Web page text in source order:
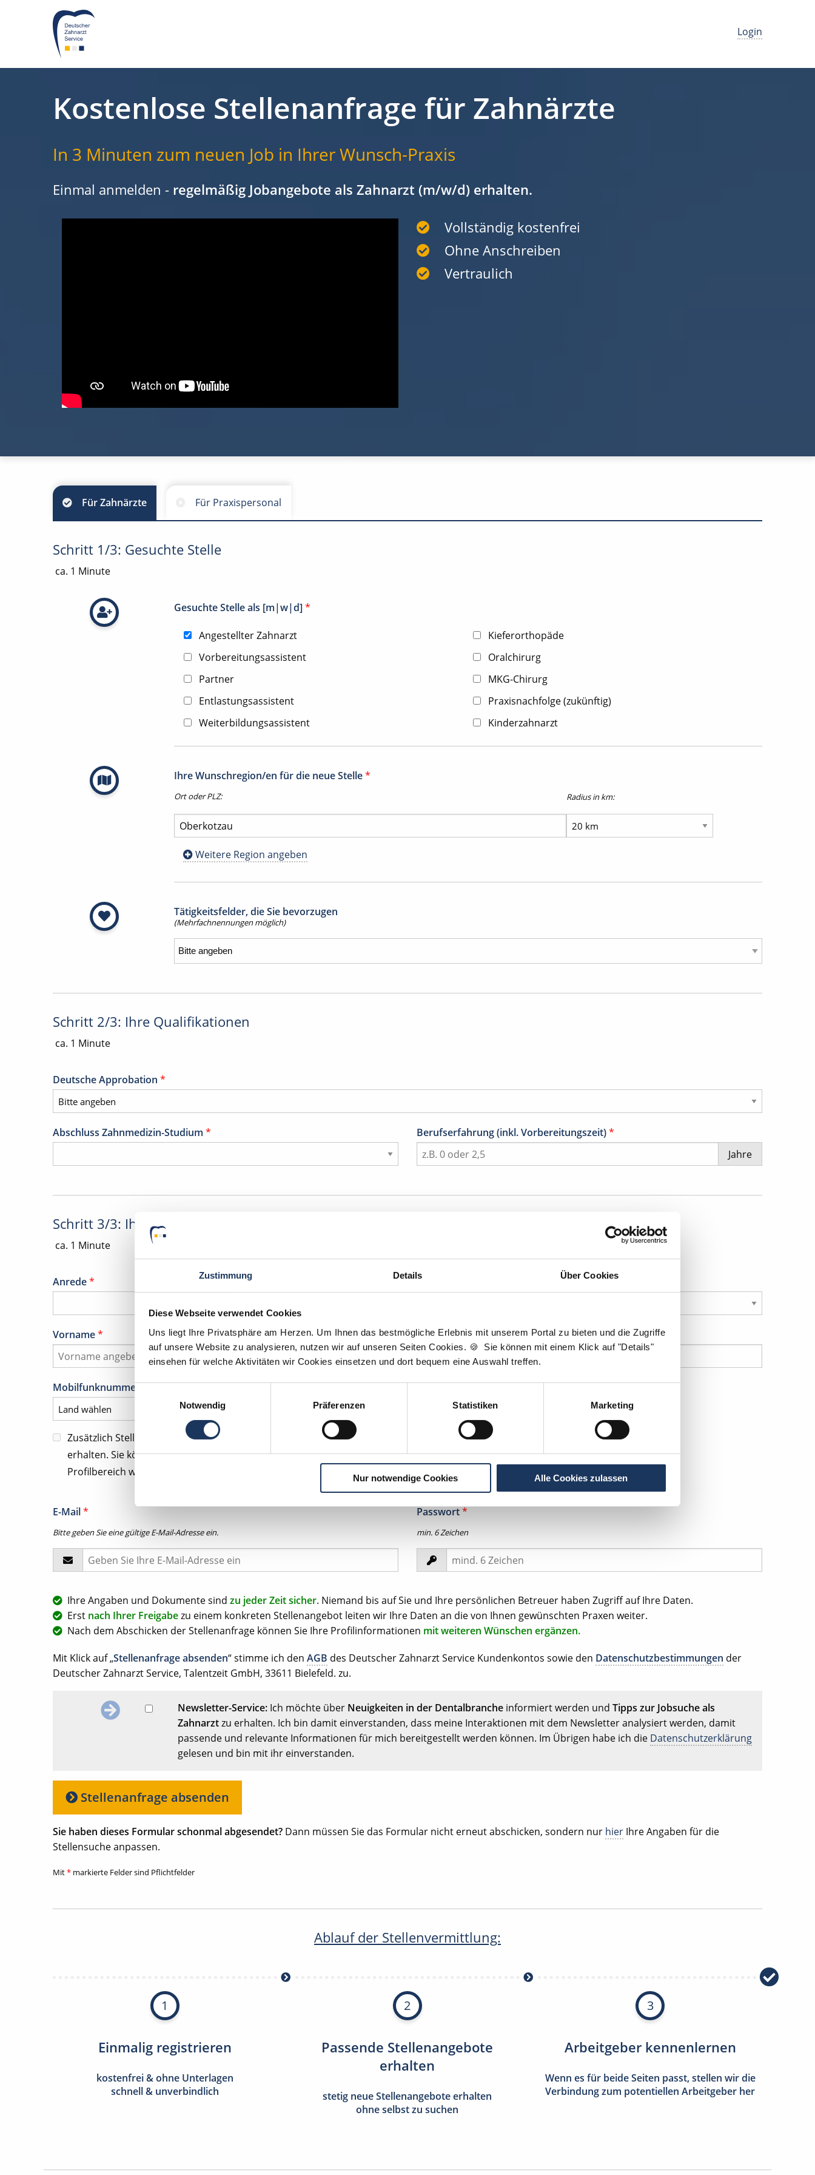
Zustimmung Details Über Cookies
Diese Webseite verwendet Cookies
Uns liegt Ihre Privatsphäre am Herzen. Um Ihnen das bestmögliche Erlebnis mit unserem Portal zu bieten und die Zugriffe
auf unsere Website zu analysieren, nutzen wir auf unseren Seiten Cookies. 🍪 Sie können mit einem Klick auf "Details"
einsehen für welche Aktivitäten wir Cookies einsetzen und dort bequem eine Auswahl treffen.
Einwilligungsauswahl
Notwendig
Präferenzen Statistiken Marketing
Nur notwendige Cookies Alle Cookies zulassen
Login
Kostenlose Stellenanfrage für Zahnärzte
In 3 Minuten zum neuen Job in Ihrer Wunsch-Praxis
Einmal anmelden - regelmäßig Jobangebote als Zahnarzt (m/w/d) erhalten.
Vollständig kostenfrei
Ohne Anschreiben
Vertraulich
Für Zahnärzte Für Praxispersonal
Schritt 1/3: Gesuchte Stelle
ca. 1 Minute
Gesuchte Stelle als [m|w|d] *
Angestellter Zahnarzt
Vorbereitungsassistent
Partner
Entlastungsassistent
Weiterbildungsassistent
Kieferorthopäde
Oralchirurg
MKG-Chirurg
Praxisnachfolge (zukünftig)
Kinderzahnarzt
Ihre Wunschregion/en für die neue Stelle*
Ort oder PLZ: Radius in km:
Weitere Region angeben
Tätigkeitsfelder, die Sie bevorzugen
(Mehrfachnennungen möglich)
Schritt 2/3: Ihre Qualifikationen
ca. 1 Minute
Deutsche Approbation *
Abschluss Zahnmedizin-Studium * Berufserfahrung (inkl. Vorbereitungszeit)*
Jahre
Schritt 3/3: Ihre Daten
ca. 1 Minute
Anrede* Titel
Vorname* Nachname*
Mobilfunknummer für tel. Kontaktanfragen*
Zusätzlich Stellenangebote und Kommunikation per
WhatsApp
erhalten. Sie können diese Zustimmung jederzeit in Ihrem
Profilbereich widerrufen.
E-Mail*
Bitte geben Sie eine gültige E-Mail-Adresse ein.
Passwort*
min. 6 Zeichen
Ihre Angaben und Dokumente sind zu jeder Zeit sicher. Niemand bis auf Sie und Ihre persönlichen Betreuer haben Zugriff auf Ihre Daten.
Erst nach Ihrer Freigabezu einem konkreten Stellenangebot leiten wir Ihre Daten an die von Ihnen gewünschten Praxen weiter.
Nach dem Abschicken der Stellenanfrage können Sie Ihre Profilinformationen mit weiteren Wünschen ergänzen.
Mit Klick auf „Stellenanfrage absenden“ stimme ich den AGB des Deutscher Zahnarzt Service Kundenkontos sowie den Datenschutzbestimmungen der
Deutscher Zahnarzt Service, Talentzeit GmbH, 33611 Bielefeld. zu.
Newsletter-Service:Ich möchte über Neuigkeiten in der Dentalbrancheinformiert werden und Tipps zur Jobsuche als
Zahnarztzu erhalten. Ich bin damit einverstanden, dass meine Interaktionen mit dem Newsletter analysiert werden, damit
passende und relevante Informationen für mich bereitgestellt werden können. Im Übrigen habe ich die Datenschutzerklärung
gelesen und bin mit ihr einverstanden.
Stellenanfrage absenden
Sie haben dieses Formular schonmal abgesendet? Dann müssen Sie das Formular nicht erneut abschicken, sondern nur hier Ihre Angaben für die
Stellensuche anpassen.
Mit* markierte Felder sind Pflichtfelder
Ablauf der Stellenvermittlung:
1
Einmalig registrieren
kostenfrei & ohne Unterlagen
schnell & unverbindlich
2
Passende Stellenangebote
erhalten
stetig neue Stellenangebote erhalten
ohne selbst zu suchen
3
Arbeitgeber kennenlernen
Wenn es für beide Seiten passt, stellen wir die
Verbindung zum potentiellen Arbeitgeber her